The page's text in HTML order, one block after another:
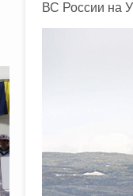
ВС России на